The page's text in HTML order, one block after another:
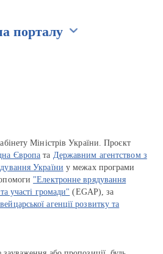
порталу
Міністрів України. Проєкт
Європа та Державним агентством з
України у межах програми
"Електронне врядування
участі громади" (EGAP), за
агенції розвитку та